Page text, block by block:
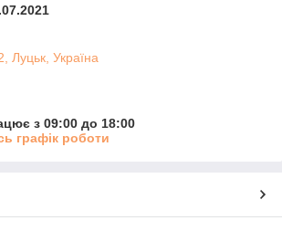
Луцьк, Україна
з 09:00 до 18:00
графік роботи